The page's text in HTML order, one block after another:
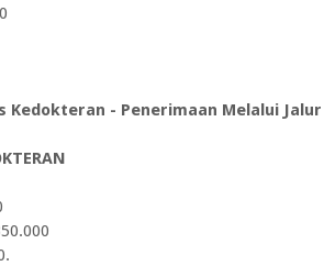
Kedokteran - Penerimaan Melalui Jalur